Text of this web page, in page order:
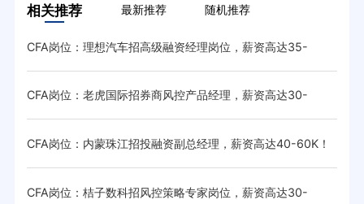
相关推荐 最新推荐 随机推荐
CFA岗位：理想汽车招高级融资经理岗位，薪资高达35-
45K·14薪！
CFA岗位：老虎国际招券商风控产品经理，薪资高达30-
60K·14薪！
CFA岗位：内蒙珠江招投融资副总经理，薪资高达40-60K！
CFA岗位：桔子数科招风控策略专家岗位，薪资高达30-